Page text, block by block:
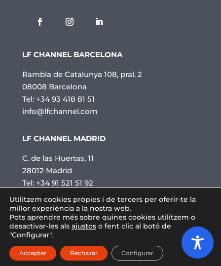
LF CHANNEL BARCELONA
Rambla de Catalunya 108, pral. 2
08008 Barcelona
Tel: +34 93 418 81 51
info@lfchannel.com
LF CHANNEL MADRID
C. de las Huertas, 11
28012 Madrid
Tel: +34 91 521 51 92
info@lfchannel.com
Politica de privacitat –Avís legal–Cookies
Utilitzem cookies pròpies i de tercers per oferir-te la
millor experiència a la nostra web.
Pots aprendre més sobre quines cookies utilitzem o
desactivar-les als ajustos o fent clic al botó de
"Configurar".
Acceptar Rechazar Configurar